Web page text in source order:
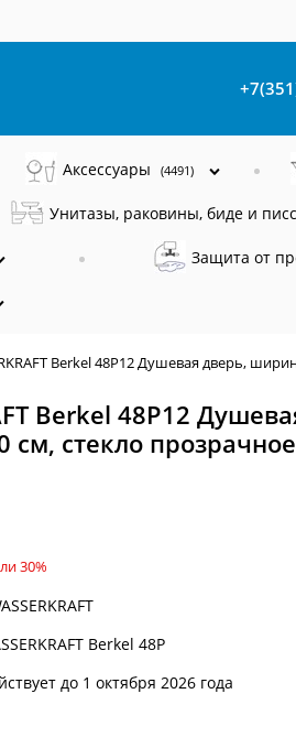
Аксессуары (4491)
Унитазы, раковины, биде и
Защита от
Berkel 48P12 Душевая дверь,
Berkel 48P12
см, стекло
30%
Berkel 48P
до 1 октября 2026 года